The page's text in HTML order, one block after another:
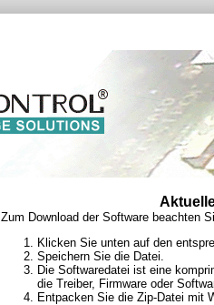
Zum Download der Software beachten
Klicken Sie unten auf den
Speichern Sie die Datei.
Die Softwaredatei ist eine
die Treiber, Firmware oder
Entpacken Sie die Zip-Datei mit